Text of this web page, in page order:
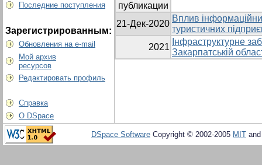
Последние поступления
Зарегистрированным:
Обновления на e-mail
Мой архив
ресурсов
Редактировать профиль
Справка
О DSpace
публикации
21-Дек-2020
Вплив
туристичних
2021
Інфраструктурне
Закарпатській
DSpace Software Copyright © 2002-2005 MIT